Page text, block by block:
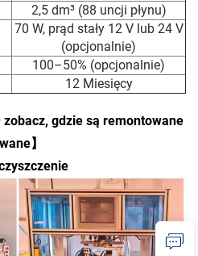
2,5 dm³ (88 uncji płynu)
70 W, prąd stały 12 V lub 24 V
(opcjonalnie)
100–50% (opcjonalnie)
12 Miesięcy
zobacz, gdzie są remontowane
】